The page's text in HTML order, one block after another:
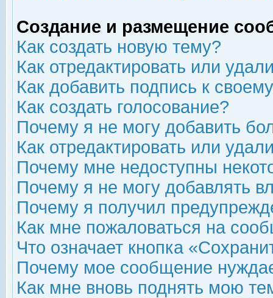
Создание и размещение
Как создать новую тему?
Как отредактировать или
Как добавить подпись к
Как создать голосование?
Почему я не могу добавить
Как отредактировать или
Почему мне недоступны
Почему я не могу добавлять
Почему я получил
Как мне пожаловаться на
Что означает кнопка
Почему мое сообщение
Как мне вновь поднять мою